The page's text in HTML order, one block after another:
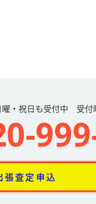
曜・祝日も受付中 受付
張査定申込